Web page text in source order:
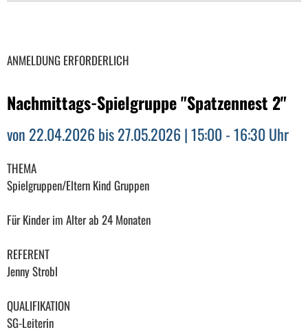
ANMELDUNG ERFORDERLICH
Nachmittags-Spielgruppe "Spatzennest 2"
von 22.04.2026 bis 27.05.2026 | 15:00 - 16:30 Uhr
THEMA
Spielgruppen/Eltern Kind Gruppen
Für Kinder im Alter ab 24 Monaten
REFERENT
Jenny Strobl
QUALIFIKATION
SG-Leiterin